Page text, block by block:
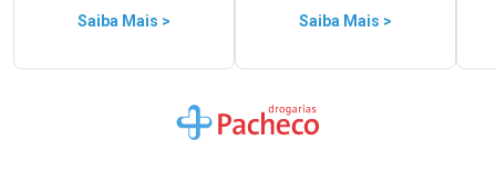
Saiba Mais > Saiba Mais >
Ir para a Home